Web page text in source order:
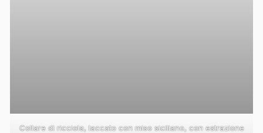
Collare di ricciola, laccato con miso siciliano, con estrazione